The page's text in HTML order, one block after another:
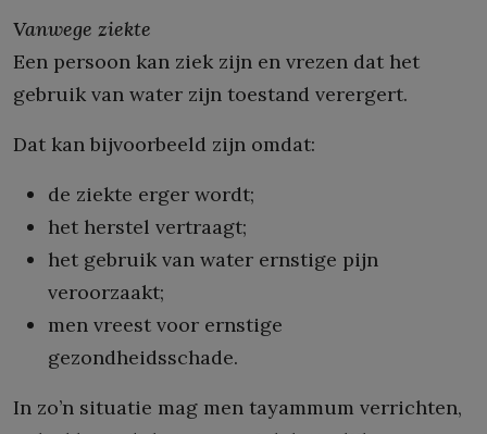
Vanwege ziekte
Een persoon kan ziek zijn en vrezen dat het
gebruik van water zijn toestand verergert.
Dat kan bijvoorbeeld zijn omdat:
de ziekte erger wordt;
het herstel vertraagt;
het gebruik van water ernstige pijn
veroorzaakt;
men vreest voor ernstige
gezondheidsschade.
In zo’n situatie mag men tayammum verrichten,